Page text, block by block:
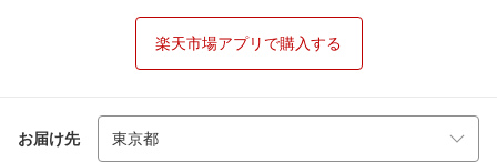
楽天市場アプリで購入する
お届け先